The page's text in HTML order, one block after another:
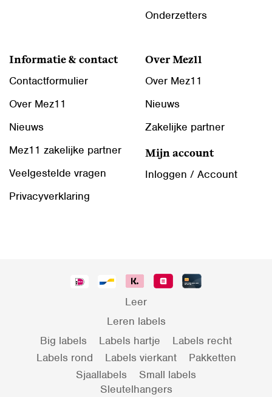
Onderzetters
Informatie & contact
Contactformulier
Over Mez11
Nieuws
Mez11 zakelijke partner
Veelgestelde vragen
Privacyverklaring
Over Mez11
Over Mez11
Nieuws
Zakelijke partner
Mijn account
Inloggen / Account
Leer
Leren labels
Big labels
Labels hartje
Labels recht
Labels rond
Labels vierkant
Pakketten
Sjaallabels
Small labels
Sleutelhangers